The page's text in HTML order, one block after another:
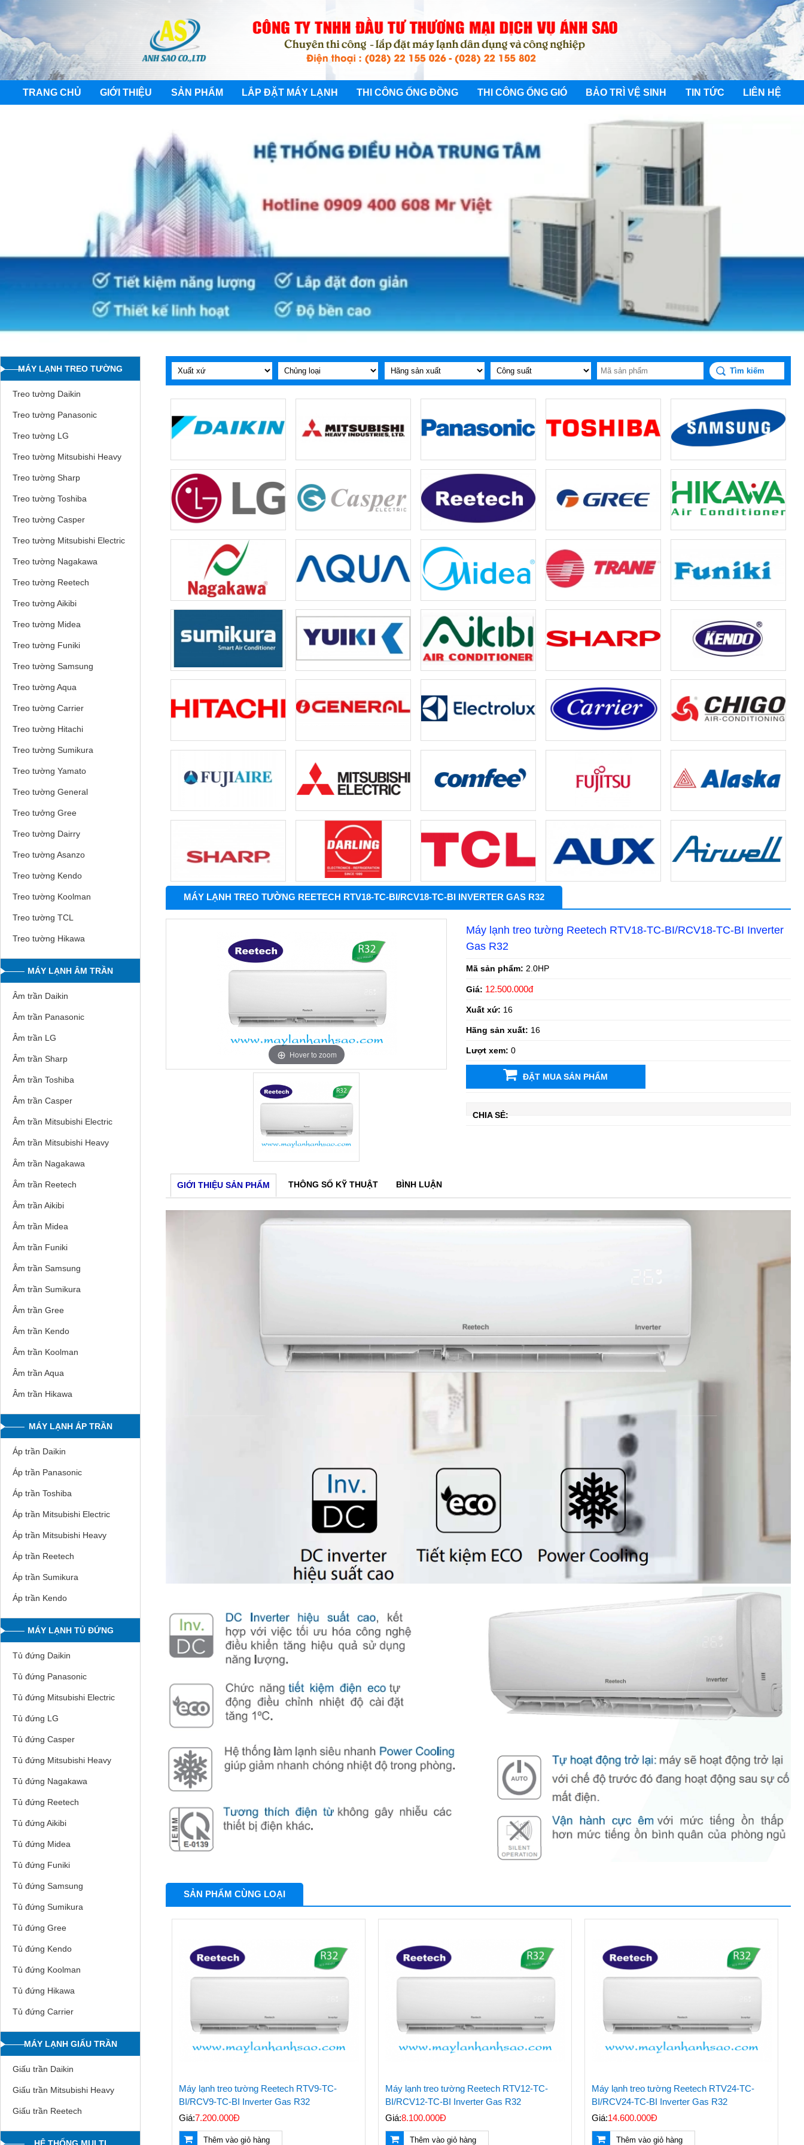
TRANG CHỦ GIỚI THIỆU SẢN PHẨM LẮP ĐẶT MÁY LẠNH THI CÔNG ỐNG ĐỒNG THI CÔNG ỐNG GIÓ BẢO TRÌ VỆ SINH TIN TỨC LIÊN HỆ
MÁY LẠNH TREO TƯỜNG REETECH RTV18-TC-BI/RCV18-TC-BI INVERTER GAS R32
Hover to zoom
Máy lạnh treo tường Reetech RTV18-TC-BI/RCV18-TC-BI Inverter
Gas R32
Mã sản phẩm: 2.0HP
Giá: 12.500.000đ
Xuất xứ: 16
Hãng sản xuất: 16
Lượt xem: 0
ĐẶT MUA SẢN PHẨM
CHIA SẺ:
GIỚI THIỆU SẢN PHẨM THÔNG SỐ KỸ THUẬT BÌNH LUẬN
SẢN PHẨM CÙNG LOẠI
Máy lạnh treo tường Reetech RTV9-TC-
BI/RCV9-TC-BI Inverter Gas R32
Giá:7.200.000Đ
Thêm vào giỏ hàng
Máy lạnh treo tường Reetech RTV12-TC-
BI/RCV12-TC-BI Inverter Gas R32
Giá:8.100.000Đ
Thêm vào giỏ hàng
Máy lạnh treo tường Reetech RTV24-TC-
BI/RCV24-TC-BI Inverter Gas R32
Giá:14.600.000Đ
Thêm vào giỏ hàng
MÁY LẠNH TREO TƯỜNG
Treo tường Daikin
Treo tường Panasonic
Treo tường LG
Treo tường Mitsubishi Heavy
Treo tường Sharp
Treo tường Toshiba
Treo tường Casper
Treo tường Mitsubishi Electric
Treo tường Nagakawa
Treo tường Reetech
Treo tường Aikibi
Treo tường Midea
Treo tường Funiki
Treo tường Samsung
Treo tường Aqua
Treo tường Carrier
Treo tường Hitachi
Treo tường Sumikura
Treo tường Yamato
Treo tường General
Treo tưởng Gree
Treo tường Dairry
Treo tường Asanzo
Treo tường Kendo
Treo tường Koolman
Treo tường TCL
Treo tường Hikawa
MÁY LẠNH ÂM TRẦN
Âm trần Daikin
Âm trần Panasonic
Âm trần LG
Âm trần Sharp
Âm trần Toshiba
Âm trần Casper
Âm trần Mitsubishi Electric
Âm trần Mitsubishi Heavy
Âm trần Nagakawa
Âm trần Reetech
Âm trần Aikibi
Âm trần Midea
Âm trần Funiki
Âm trần Samsung
Âm trần Sumikura
Âm trần Gree
Âm trần Kendo
Âm trần Koolman
Âm trần Aqua
Âm trần Hikawa
MÁY LẠNH ÁP TRẦN
Áp trần Daikin
Áp trần Panasonic
Áp trần Toshiba
Áp trần Mitsubishi Electric
Áp trần Mitsubishi Heavy
Áp trần Reetech
Áp trần Sumikura
Áp trần Kendo
MÁY LẠNH TỦ ĐỨNG
Tủ đứng Daikin
Tủ đứng Panasonic
Tủ đứng Mitsubishi Electric
Tủ đứng LG
Tủ đứng Casper
Tủ đứng Mitsubishi Heavy
Tủ đứng Nagakawa
Tủ đứng Reetech
Tủ đứng Aikibi
Tủ đứng Midea
Tủ đứng Funiki
Tủ đứng Samsung
Tủ đứng Sumikura
Tủ đứng Gree
Tủ đứng Kendo
Tủ đứng Koolman
Tủ đứng Hikawa
Tủ đứng Carrier
MÁY LẠNH GIẤU TRẦN
Giấu trần Daikin
Giấu trần Mitsubishi Heavy
Giấu trần Reetech